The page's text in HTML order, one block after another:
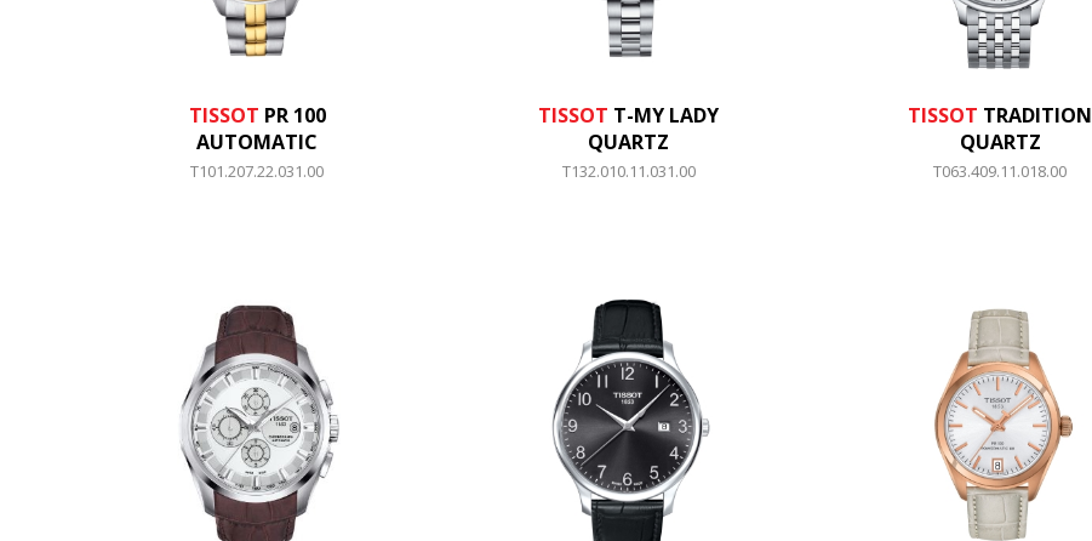
TISSOT PR 100
AUTOMATIC
T101.207.22.031.00
TISSOT T-MY LADY
QUARTZ
T132.010.11.031.00
TISSOT TRADITION
QUARTZ
T063.409.11.018.00